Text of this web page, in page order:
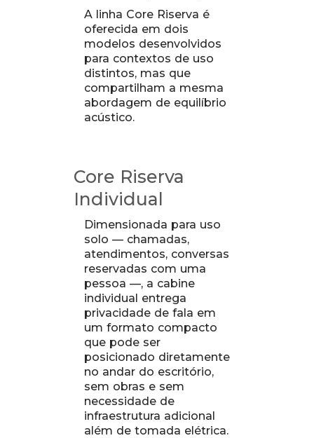
A linha Core Riserva é
oferecida em dois
modelos desenvolvidos
para contextos de uso
distintos, mas que
compartilham a mesma
abordagem de equilíbrio
acústico.
Core Riserva
Individual
Dimensionada para uso
solo — chamadas,
atendimentos, conversas
reservadas com uma
pessoa —, a cabine
individual entrega
privacidade de fala em
um formato compacto
que pode ser
posicionado diretamente
no andar do escritório,
sem obras e sem
necessidade de
infraestrutura adicional
além de tomada elétrica.